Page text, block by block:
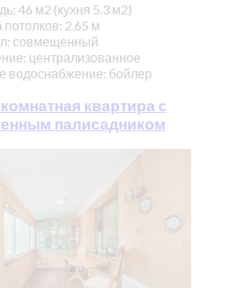
46 м2 (кухня 5.3 м2)
2,65 м
совмещенный
централизованное
водоснабжение: бойлер
квартира с
палисадником